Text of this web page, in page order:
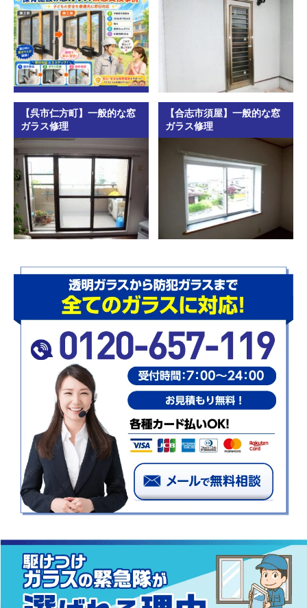
【呉市仁方町】一般的な窓
ガラス修理
【合志市須屋】一般的な窓
ガラス修理